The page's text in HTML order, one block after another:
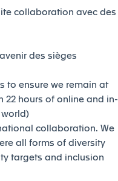
collaboration avec des
des sièges
to ensure we remain at
hours of online and in-
world)
collaboration. We
all forms of diversity
targets and inclusion